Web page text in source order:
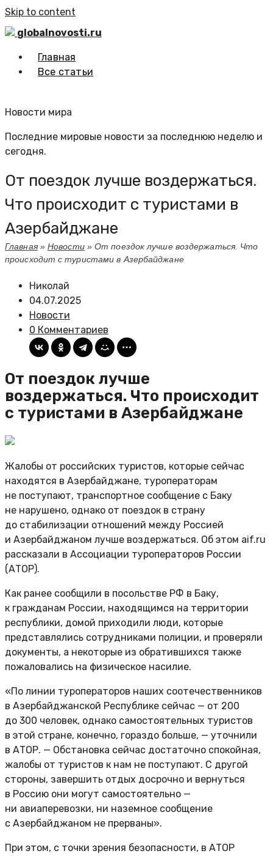
Skip to content
globalnovosti.ru
Главная
Все статьи
Новости мира
Последние мировые новости за последнюю неделю и
сегодня.
От поездок лучше воздержаться.
Что происходит с туристами в
Азербайджане
Главная»Новости»От поездок лучше воздержаться. Что
происходит с туристами в Азербайджане
Николай
04.07.2025
Новости
0 Комментариев
От поездок лучше
воздержаться. Что происходит
с туристами в Азербайджане
Жалобы от российских туристов, которые сейчас
находятся в Азербайджане, туроператорам
не поступают, транспортное сообщение с Баку
не нарушено, однако от поездок в страну
до стабилизации отношений между Россией
и Азербайджаном лучше воздержаться. Об этом aif.ru
рассказали в Ассоциации туроператоров России
(АТОР).
Как ранее сообщили в посольстве РФ в Баку,
к гражданам России, находящимся на территории
республики, домой приходили люди, которые
представлялись сотрудниками полиции, и проверяли
документы, а некоторые из обратившихся также
пожаловались на физическое насилие.
«По линии туроператоров наших соотечественников
в Азербайджанской Республике сейчас — от 200
до 300 человек, однако самостоятельных туристов
в этой стране, конечно, гораздо больше, — уточнили
в АТОР. — Обстановка сейчас достаточно спокойная,
жалобы от туристов к нам не поступают. С другой
стороны, завершить отдых досрочно и вернуться
в Россию они могут самостоятельно —
ни авиаперевозки, ни наземное сообщение
с Азербайджаном не прерваны».
При этом, с точки зрения безопасности, в АТОР